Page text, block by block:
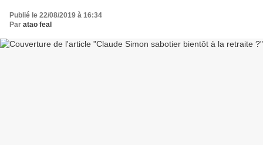
Publié le 22/08/2019 à 16:34
Par atao feal